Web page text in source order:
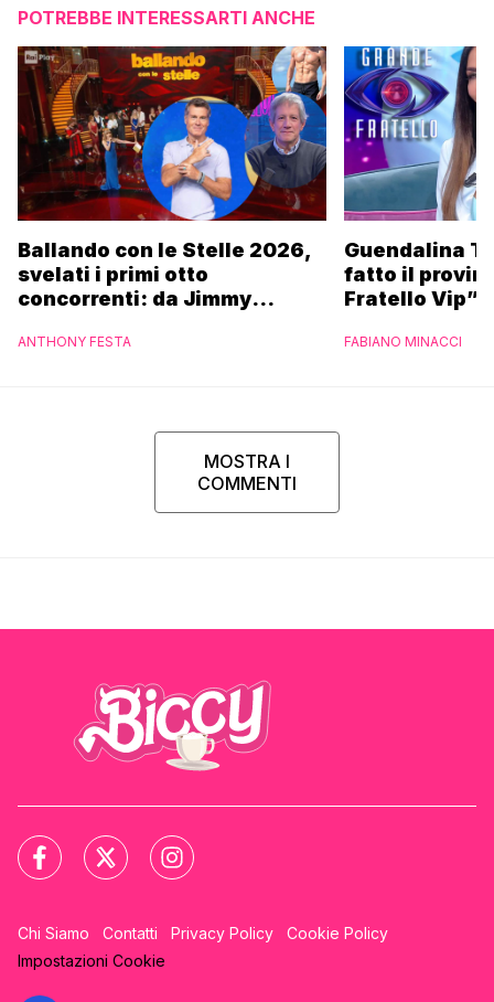
POTREBBE INTERESSARTI ANCHE
Ballando con le Stelle 2026,
svelati i primi otto
concorrenti: da Jimmy
ANTHONY FESTA
Guendalina
fatto il
Fratello Vip”
FABIANO MINACCI
MOSTRA I
COMMENTI
Chi Siamo Contatti Privacy Policy
Cookie Policy
Impostazioni Cookie